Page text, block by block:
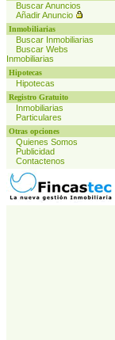
Buscar Anuncios
Añadir Anuncio
Inmobiliarias
Buscar Inmobiliarias
Buscar Webs
Inmobiliarias
Hipotecas
Hipotecas
Registro Gratuito
Inmobiliarias
Particulares
Otras opciones
Quienes Somos
Publicidad
Contactenos